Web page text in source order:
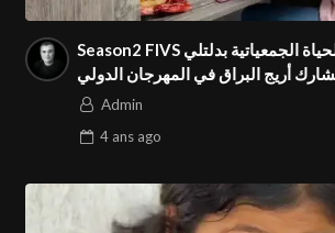
Season2 FIVS فيديو بعنوان « الحياة الجمعياتية بدلتلي
Admin
4 ans ago